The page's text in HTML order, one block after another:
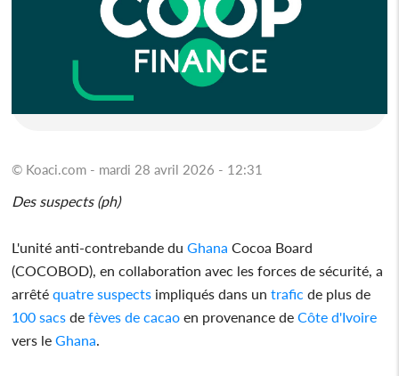
© Koaci.com - mardi 28 avril 2026 - 12:31
Des suspects (ph)
L'unité anti-contrebande duGhana Cocoa Board
(COCOBOD), en collaboration avec les forces de sécurité, a
arrêté quatre suspects impliqués dans un trafic de plus de
100 sacs de fèves de cacao en provenance de Côte d'Ivoire
vers leGhana